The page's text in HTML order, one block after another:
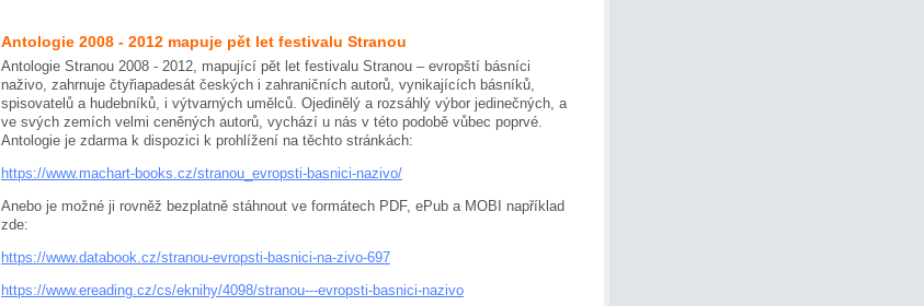
Antologie 2008 - 2012 mapuje pět let festivalu Stranou
Antologie Stranou 2008 - 2012, mapující pět let festivalu Stranou – evropští básníci
naživo, zahrnuje čtyřiapadesát českých i zahraničních autorů, vynikajících básníků,
spisovatelů a hudebníků, i výtvarných umělců. Ojedinělý a rozsáhlý výbor jedinečných, a
ve svých zemích velmi ceněných autorů, vychází u nás v této podobě vůbec poprvé.
Antologie je zdarma k dispozici k prohlížení na těchto stránkách:
https://www.machart-books.cz/stranou_evropsti-basnici-nazivo/
Anebo je možné ji rovněž bezplatně stáhnout ve formátech PDF, ePub a MOBI například
zde:
https://www.databook.cz/stranou-evropsti-basnici-na-zivo-697
https://www.ereading.cz/cs/eknihy/4098/stranou---evropsti-basnici-nazivo